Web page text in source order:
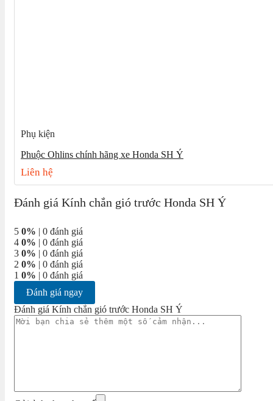
Phụ kiện
Phuộc Ohlins chính hãng xe Honda SH Ý
Liên hệ
Đánh giá Kính chắn gió trước Honda SH Ý
5 0% | 0 đánh giá
4 0% | 0 đánh giá
3 0% | 0 đánh giá
2 0% | 0 đánh giá
1 0% | 0 đánh giá
Đánh giá ngay
Đánh giá Kính chắn gió trước Honda SH Ý